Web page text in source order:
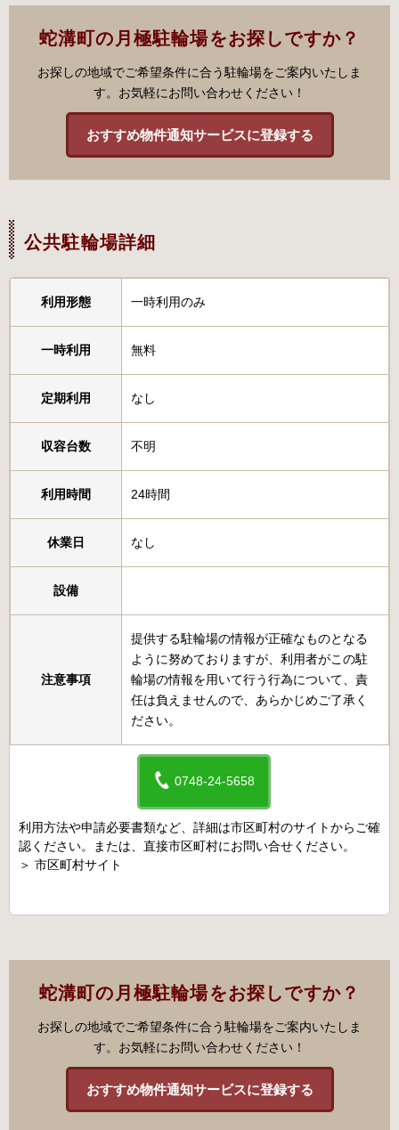
蛇溝町の月極駐輪場をお探しですか？
お探しの地域でご希望条件に合う駐輪場をご案内いたしま
す。お気軽にお問い合わせください！
おすすめ物件通知サービスに登録する
公共駐輪場詳細
利用形態 一時利用のみ
一時利用 無料
定期利用 なし
収容台数 不明
利用時間 24時間
休業日 なし
設備
注意事項
提供する駐輪場の情報が正確なものとなる
ように努めておりますが、利用者がこの駐
輪場の情報を用いて行う行為について、責
任は負えませんので、あらかじめご了承く
ださい。
0748-24-5658
利用方法や申請必要書類など、詳細は市区町村のサイトからご確
認ください。または、直接市区町村にお問い合せください。
＞ 市区町村サイト
蛇溝町の月極駐輪場をお探しですか？
お探しの地域でご希望条件に合う駐輪場をご案内いたしま
す。お気軽にお問い合わせください！
おすすめ物件通知サービスに登録する